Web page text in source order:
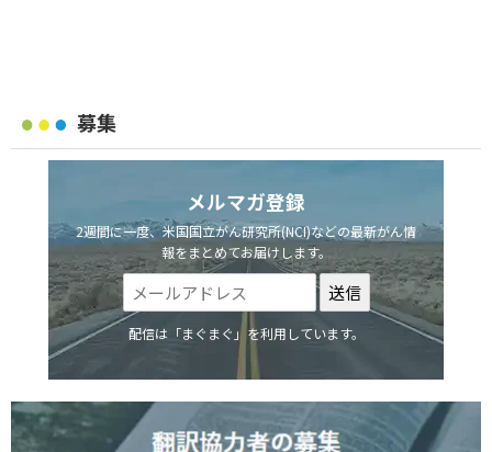
募集
メルマガ登録
2週間に一度、米国国立がん研究所(NCI)などの最新がん情
報をまとめてお届けします。
配信は「まぐまぐ」を利用しています。